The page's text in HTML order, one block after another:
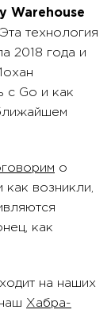
Warehouse
технология
2018 года и
с Go и как
о
возникли,
как
на наших
Хабра-